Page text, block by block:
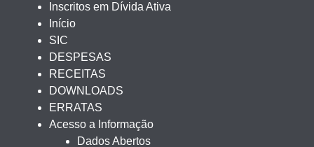
Inscritos em Dívida Ativa
Início
SIC
DESPESAS
RECEITAS
DOWNLOADS
ERRATAS
Acesso a Informação
Dados Abertos